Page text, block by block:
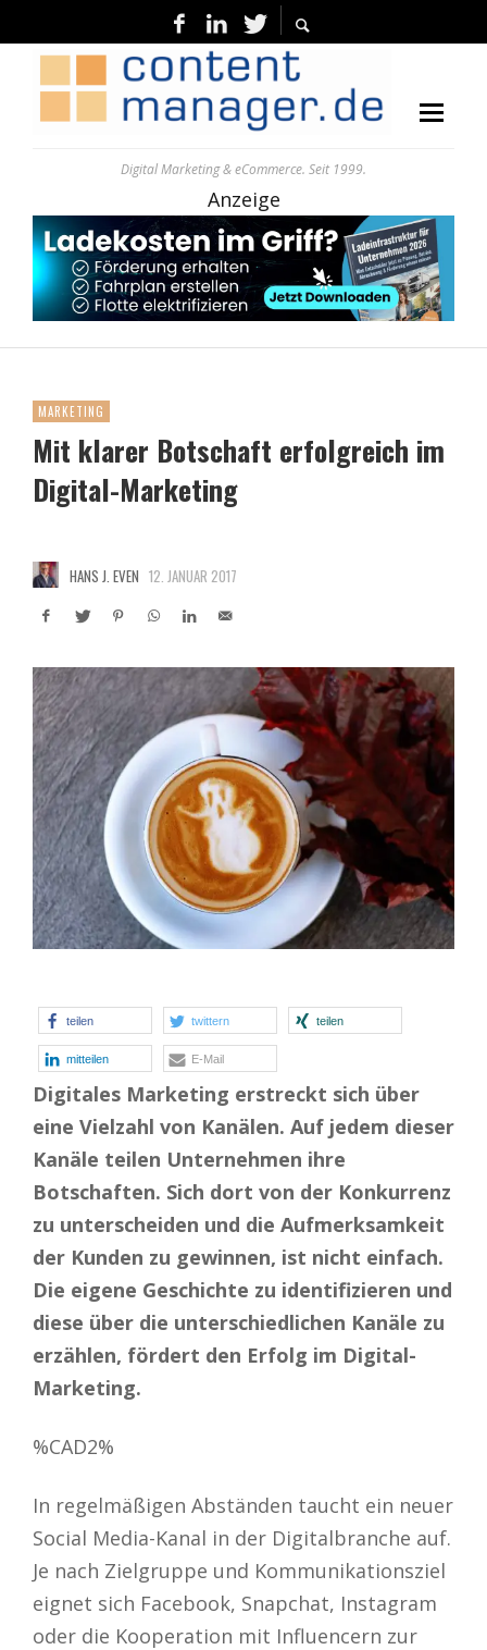
Digital Marketing & eCommerce. Seit 1999.
Anzeige
MARKETING
Mit klarer Botschaft erfolgreich im
Digital-Marketing
HANS J. EVEN 12. JANUAR 2017
teilen twittern teilen
mitteilen E-Mail
Digitales Marketing erstreckt sich über
eine Vielzahl von Kanälen. Auf jedem dieser
Kanäle teilen Unternehmen ihre
Botschaften. Sich dort von der Konkurrenz
zu unterscheiden und die Aufmerksamkeit
der Kunden zu gewinnen, ist nicht einfach.
Die eigene Geschichte zu identifizieren und
diese über die unterschiedlichen Kanäle zu
erzählen, fördert den Erfolg im Digital-
Marketing.
%CAD2%
In regelmäßigen Abständen taucht ein neuer
Social Media-Kanal in der Digitalbranche auf.
Je nach Zielgruppe und Kommunikationsziel
eignet sich Facebook, Snapchat, Instagram
oder die Kooperation mit Influencern zur